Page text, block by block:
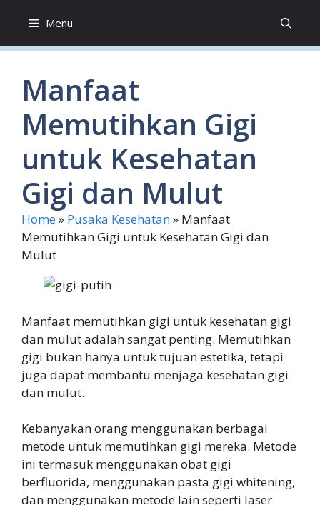
content
Menu
Manfaat
Memutihkan Gigi
untuk Kesehatan
Gigi dan Mulut
Home» Pusaka Kesehatan» Manfaat
Memutihkan Gigi untuk Kesehatan Gigi dan
Mulut
Manfaat memutihkan gigi untuk kesehatan gigi
dan mulut adalah sangat penting. Memutihkan
gigi bukan hanya untuk tujuan estetika, tetapi
juga dapat membantu menjaga kesehatan gigi
dan mulut.
Kebanyakan orang menggunakan berbagai
metode untuk memutihkan gigi mereka. Metode
ini termasuk menggunakan obat gigi
berfluorida, menggunakan pasta gigi whitening,
dan menggunakan metode lain seperti laser